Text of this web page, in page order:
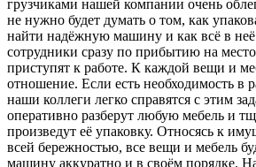
грузчиками нашей компании очень
не нужно будет думать о том, как
найти надёжную машину и как всё в
сотрудники сразу по прибытию на место
приступят к работе. К каждой вещи и
отношение. Если есть необходимость в
наши коллеги легко справятся с этим
оперативно разберут любую мебель и
произведут её упаковку. Относясь к
всей бережностью, все вещи и мебель
машину аккуратно и в своём порядке.